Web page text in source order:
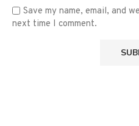
Save my name, email, and
next time I comment.